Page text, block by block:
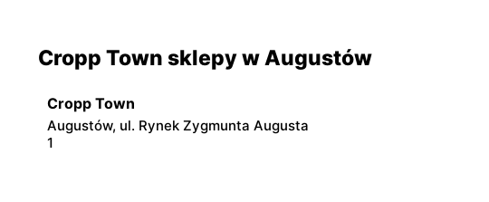
Cropp Town sklepy w Augustów
Cropp Town
Augustów, ul. Rynek Zygmunta Augusta
1